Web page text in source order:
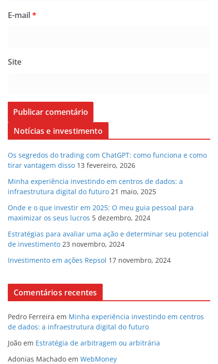
E-mail*
Site
Notícias e investimento
Os segredos do trading com ChatGPT: como funciona e como
tirar vantagem disso 13 fevereiro, 2026
Minha experiência investindo em centros de dados: a
infraestrutura digital do futuro 21 maio, 2025
Onde e o que investir em 2025: O meu guia pessoal para
maximizar os seus lucros 5 dezembro, 2024
Estratégias para avaliar uma ação e determinar seu potencial
de investimento 23 novembro, 2024
Investimento em ações Repsol 17 novembro, 2024
Comentários recentes
Pedro Ferreira em Minha experiência investindo em centros
de dados: a infraestrutura digital do futuro
João em Estratégia de arbitragem ou arbitrária
Adonias Machado em WebMoney